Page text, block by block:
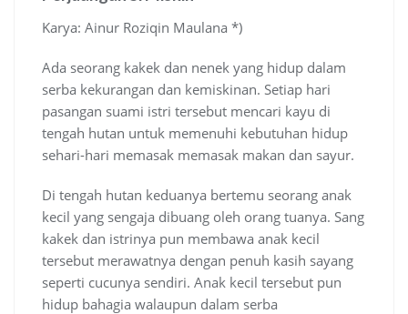
Karya: Ainur Roziqin Maulana *)
Ada seorang kakek dan nenek yang hidup dalam
serba kekurangan dan kemiskinan. Setiap hari
pasangan suami istri tersebut mencari kayu di
tengah hutan untuk memenuhi kebutuhan hidup
sehari-hari memasak memasak makan dan sayur.
Di tengah hutan keduanya bertemu seorang anak
kecil yang sengaja dibuang oleh orang tuanya. Sang
kakek dan istrinya pun membawa anak kecil
tersebut merawatnya dengan penuh kasih sayang
seperti cucunya sendiri. Anak kecil tersebut pun
hidup bahagia walaupun dalam serba